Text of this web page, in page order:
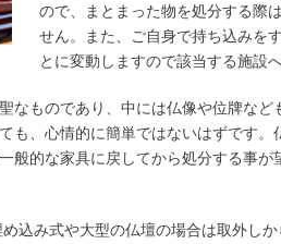
ので、まとまった物を処分する際
せん。また、ご自身で持ち込みを
とに変動しますので該当する施設
なものであり、中には仏像や位牌など
も、心情的に簡単ではないはずです。
般的な家具に戻してから処分する事が
込み式や大型の仏壇の場合は取外し